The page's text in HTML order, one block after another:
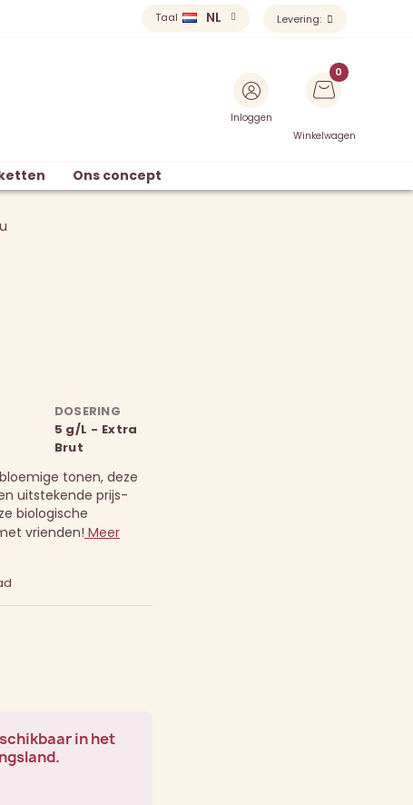
Taal NL Levering:
Inloggen
Winkelwagen
Ons concept
DOSERING
5 g/L - Extra
Brut
tonen, deze
uitstekende prijs-
biologische
vrienden! Meer
in het